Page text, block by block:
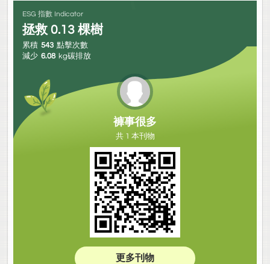
ESG 指數 Indicator
拯救 0.13 棵樹
累積 543 點擊次數
減少 6.08 kg碳排放
褲事很多
共 1 本刊物
更多刊物